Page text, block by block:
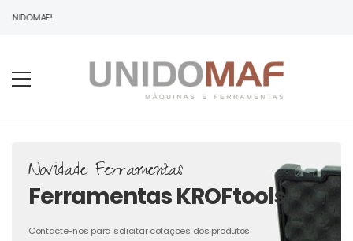
Novidade Ferramentas
Ferramentas KROFtools
Contacte-nos para solicitar cotações dos produtos